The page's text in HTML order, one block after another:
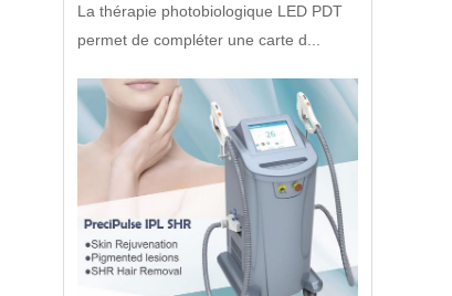
La thérapie photobiologique LED PDT
permet de compléter une carte d...